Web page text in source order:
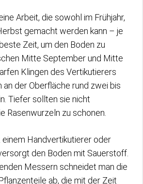
Arbeit, die sowohl im Frühjahr,
gemacht werden kann – je
Zeit, um den Boden zu
Mitte September und Mitte
Klingen des Vertikutierers
an der Oberfläche rund zwei bis
Tiefer sollten sie nicht
Rasenwurzeln zu schonen.
Handvertikutierer oder
den Boden mit Sauerstoff.
Messern schneidet man die
ab, die mit der Zeit